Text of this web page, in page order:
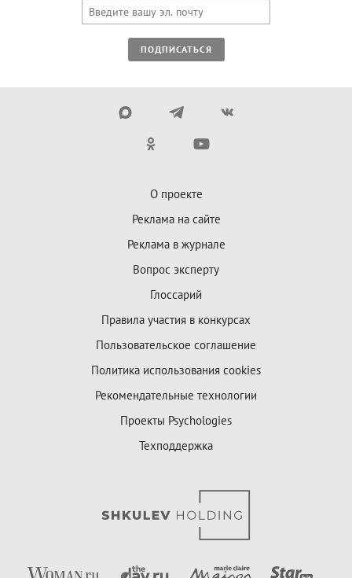
ПОДПИСАТЬСЯ
О проекте
Реклама на сайте
Реклама в журнале
Вопрос эксперту
Глоссарий
Правила участия в конкурсах
Пользовательское соглашение
Политика использования cookies
Рекомендательные технологии
Проекты Psychologies
Техподдержка